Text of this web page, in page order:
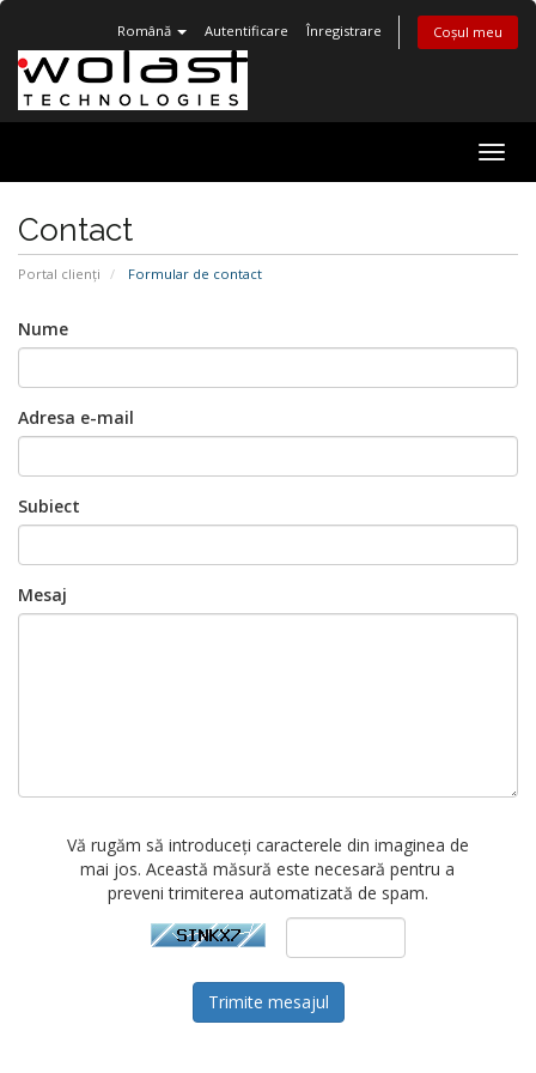
Română Autentificare Înregistrare Coșul meu
Contact
Portal clienți Formular de contact
Nume
Adresa e-mail
Subiect
Mesaj
Vă rugăm să introduceți caracterele din imaginea de
mai jos. Această măsură este necesară pentru a
preveni trimiterea automatizată de spam.
Trimite mesajul